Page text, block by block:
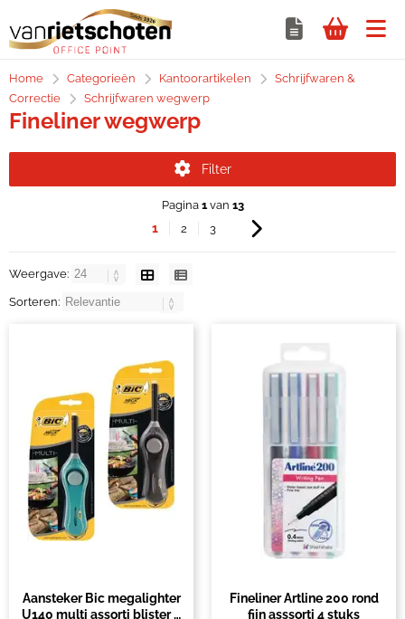
Home Categorieën Kantoorartikelen
Schrijfwaren &
Correctie
Schrijfwaren wegwerp
Fineliner wegwerp
Filter
Pagina 1van 13
1 2 3
Weergave:
Sorteren:
Aansteker Bic megalighter
U140 multi assorti blister à
Fineliner Artline 200 rond
fijn asssorti 4 stuks